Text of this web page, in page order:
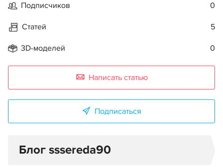
Подписчиков 0
Статей 5
3D-моделей 0
Написать статью
Подписаться
Блог sssereda90